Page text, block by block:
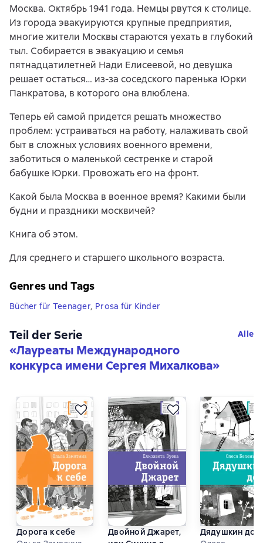
Москва. Октябрь 1941 года. Немцы рвутся к столице.
Из города эвакуируются крупные предприятия,
многие жители Москвы стараются уехать в глубокий
тыл. Собирается в эвакуацию и семья
пятнадцатилетней Нади Елисеевой, но девушка
решает остаться… из-за соседского паренька Юрки
Панкратова, в которого она влюблена.
Теперь ей самой придется решать множество
проблем: устраиваться на работу, налаживать свой
быт в сложных условиях военного времени,
заботиться о маленькой сестренке и старой
бабушке Юрки. Провожать его на фронт.
Какой была Москва в военное время? Какими были
будни и праздники москвичей?
Книга об этом.
Для среднего и старшего школьного возраста.
Genres und Tags
Bücher für Teenager, Prosa für Kinder
Teil der Serie
«Лауреаты Международного
конкурса имени Сергея Михалкова»
Alle
Дорога к себе
Двойной Джарет,
Дядушкин дом